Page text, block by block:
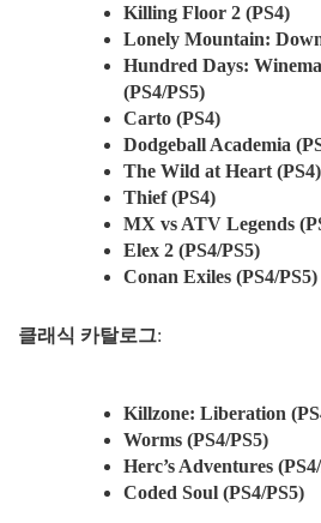
Killing Floor 2 (PS4)
Lonely Mountain:
Hundred Days:
(PS4/PS5)
Carto (PS4)
Dodgeball Academia
The Wild at Heart (PS4)
Thief (PS4)
MX vs ATV Legends
Elex 2 (PS4/PS5)
Conan Exiles (PS4/PS5)
클래식 카탈로그:
Killzone: Liberation
Worms (PS4/PS5)
Herc’s Adventures
Coded Soul (PS4/PS5)